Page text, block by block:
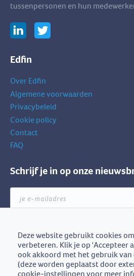
tussenpersonen en hun
Edfin
Over Edfin
Algemene voorwaarden
Privacybeleid
Cookie policy
Contact
FAQ
Schrijf je in op onze
mailadres
Edfin is een initiatief
BZB-Fedafin
Deze website gebruikt cookies
verbeteren. Klik je op 'Accepteer
ook akkoord met het gebruik van
(deze worden geplaatst door
cookie-instellingen voor meer